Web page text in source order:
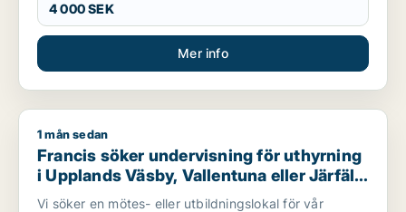
4 000 SEK
Mer info
Francis söker undervisning för uthyrning i Upplands Väsby,
1 mån sedan
Francis söker undervisning för uthyrning
i Upplands Väsby, Vallentuna eller Järfälla
m.fl.
Vi söker en mötes- eller utbildningslokal för vår